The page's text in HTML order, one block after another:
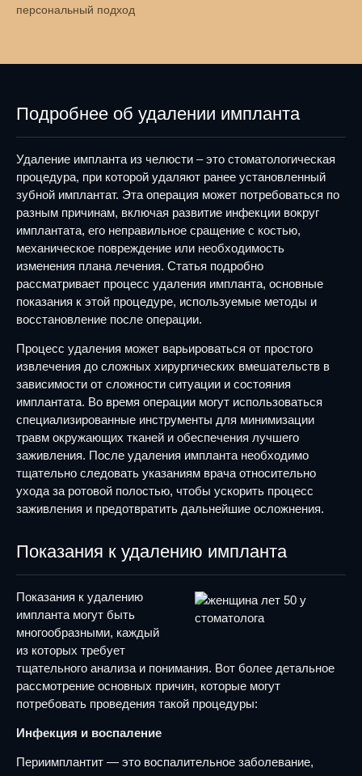
персональный подход
Подробнее об удалении импланта
Удаление импланта из челюсти – это стоматологическая
процедура, при которой удаляют ранее установленный
зубной имплантат. Эта операция может потребоваться по
разным причинам, включая развитие инфекции вокруг
имплантата, его неправильное сращение с костью,
механическое повреждение или необходимость
изменения плана лечения. Статья подробно
рассматривает процесс удаления импланта, основные
показания к этой процедуре, используемые методы и
восстановление после операции.
Процесс удаления может варьироваться от простого
извлечения до сложных хирургических вмешательств в
зависимости от сложности ситуации и состояния
имплантата. Во время операции могут использоваться
специализированные инструменты для минимизации
травм окружающих тканей и обеспечения лучшего
заживления. После удаления импланта необходимо
тщательно следовать указаниям врача относительно
ухода за ротовой полостью, чтобы ускорить процесс
заживления и предотвратить дальнейшие осложнения.
Показания к удалению импланта
Показания к удалению
импланта могут быть
многообразными, каждый
из которых требует
тщательного анализа и понимания. Вот более детальное
рассмотрение основных причин, которые могут
потребовать проведения такой процедуры:
Инфекция и воспаление
Периимплантит — это воспалительное заболевание,